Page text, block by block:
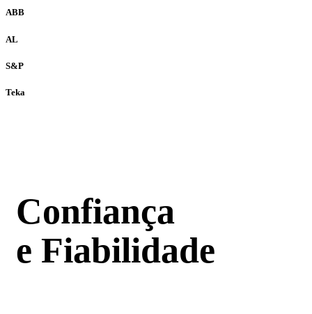
ABB
AL
S&P
Teka
Confiança
e Fiabilidade